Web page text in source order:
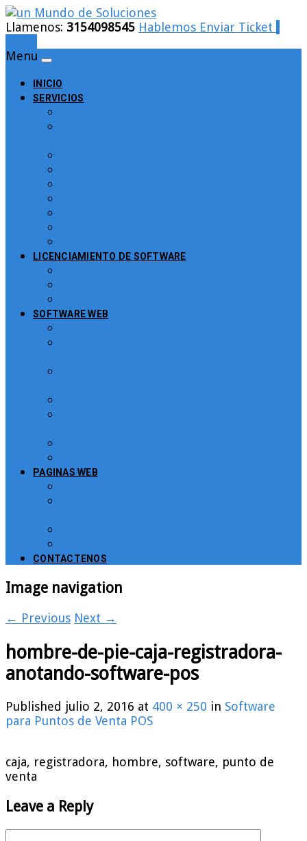
Llamenos: 3154098545 Hablemos Enviar Ticket
Menu
INICIO
SERVICIOS
LICENCIAMIENTO DE SOFTWARE
SOFTWARE WEB
PAGINAS WEB
CONTACTENOS
Image navigation
← Previous Next →
hombre-de-pie-caja-registradora-
anotando-software-pos
Published julio 2, 2016 at 400 × 250 in Software
para Puntos de Venta POS
caja, registradora, hombre, software, punto de
venta
Leave a Reply